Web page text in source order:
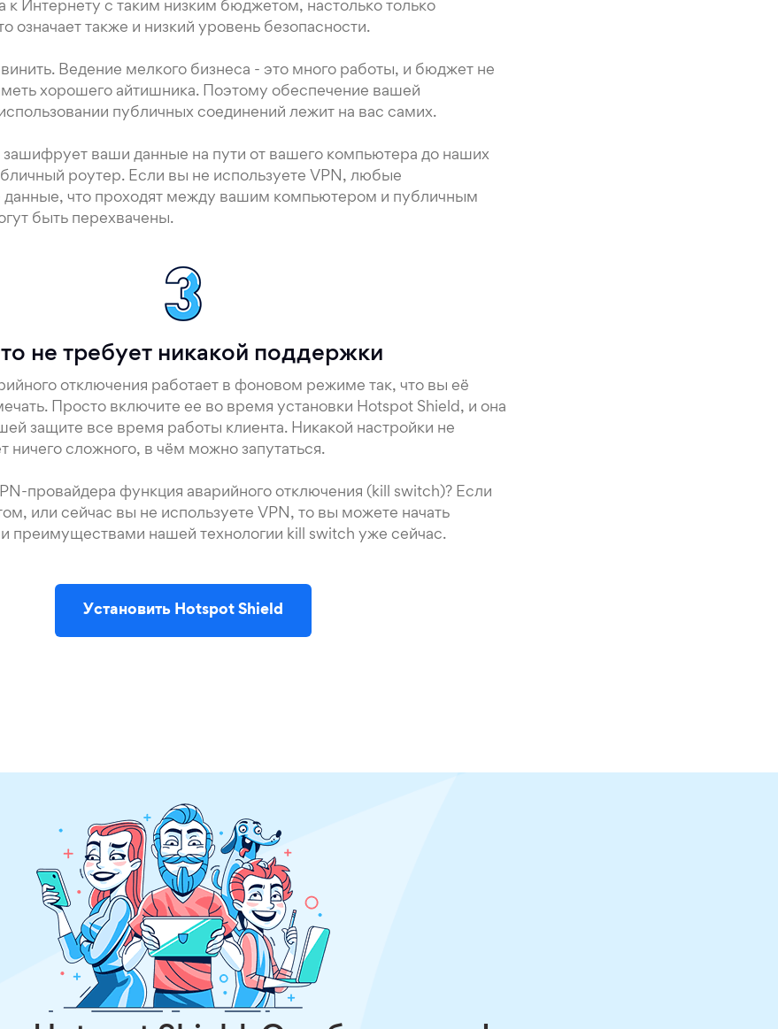
к Интернету с таким низким бюджетом, настолько только
означает также и низкий уровень безопасности.
Ведение мелкого бизнеса - это много работы, и бюджет не
хорошего айтишника. Поэтому обеспечение вашей
публичных соединений лежит на вас самих.
зашифрует ваши данные на пути от вашего компьютера до наших
роутер. Если вы не используете VPN, любые
что проходят между вашим компьютером и публичным
быть перехвачены.
не требует никакой поддержки
отключения работает в фоновом режиме так, что вы её
Просто включите ее во время установки Hotspot Shield, и она
защите все время работы клиента. Никакой настройки не
ничего сложного, в чём можно запутаться.
провайдера функция аварийного отключения (kill switch)? Если
или сейчас вы не используете VPN, то вы можете начать
преимуществами нашей технологии kill switch уже сейчас.
Установить Hotspot Shield